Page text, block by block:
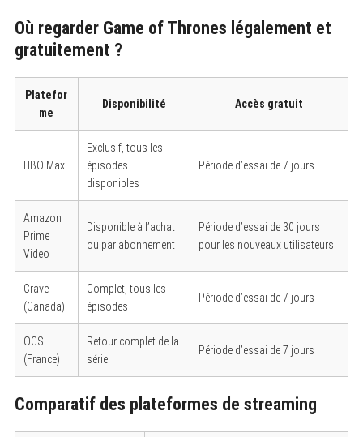
Où regarder Game of Thrones légalement et
gratuitement ?
Platefor
me
Disponibilité Accès gratuit
HBO Max
Exclusif, tous les
épisodes
disponibles
Période d’essai de 7 jours
Amazon
Prime
Video
Disponible à l’achat
ou par abonnement
Période d’essai de 30 jours
pour les nouveaux utilisateurs
Crave
(Canada)
Complet, tous les
épisodes
Période d’essai de 7 jours
OCS
(France)
Retour complet de la
série
Période d’essai de 7 jours
Comparatif des plateformes de streaming